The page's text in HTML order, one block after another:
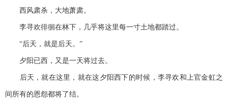
西风肃杀，大地萧肃。
李寻欢徘徊在林下，几乎将这里每一寸土地都踏过。
“后天，就是后天。”
夕阳已西，又是一天将过去。
后天，就在这里，就在这夕阳西下的时候，李寻欢和上官金虹之
间所有的恩怨都将了结。